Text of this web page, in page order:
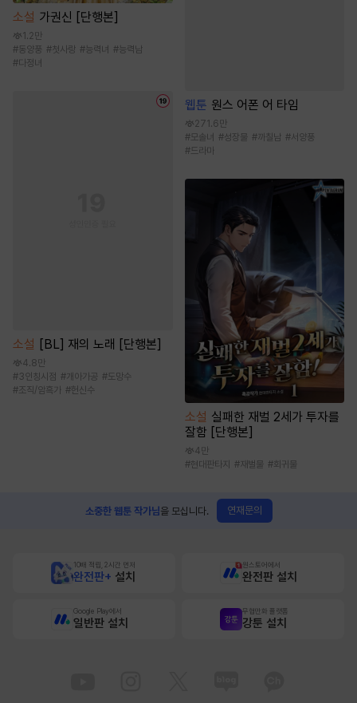
소설 가권신 [단행본]
1.2만
#동양풍 #첫사랑 #능력녀 #능력남
#다정녀
소설 [BL] 재의 노래 [단행본]
4.8만
#3인칭시점 # 개아가공 #도망수
#조직/암흑가 #헌신수
웹툰 원스 어폰 어 타임
271.6만
#모솔녀 #성장물 #까칠남 #서양풍
#드라마
소설 실패한 재벌 2세가 투자를
잘함 [단행본]
4만
#현대판타지 #재벌물 #회귀물
소중한 웹툰 작가님을 모십니다. 연재문의
10배 적립, 2시간 먼저
완전판+ 설치
원스토어에서
완전판 설치
Google Play에서
일반판 설치
무협만화 플랫폼
강툰 설치